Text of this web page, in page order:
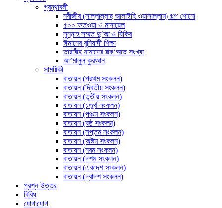
গ্রন্থাবলী
নবীজীর (সাল্লাল্লাহু আলাইহি ওয়াসাল্লাম) গল্প শোনো
৫০০ ফতওয়া ও মাসায়েল
সুন্নাহ সম্মত দু‘আ ও যিকির
ঈমানের বুনিয়াদী শিক্ষা
তারাবীহ নামাযের রাক‘আত সংখ্যা
আ’মালুল কুরআন
সাময়িকী
বাতায়ন (প্রথম সংকলন)
বাতায়ন (দ্বিতীয় সংকলন)
বাতায়ন (তৃতীয় সংকলন)
বাতায়ন (চতুর্থ সংকলন)
বাতায়ন (পঞ্চম সংকলন)
বাতায়ন (ষষ্ঠ সংকলন)
বাতায়ন (সপ্তম সংকলন)
বাতায়ন (অষ্টম সংকলন)
বাতায়ন (নবম সংকলন)
বাতায়ন (দশম সংকলন)
বাতায়ন (একাদশ সংকলন)
বাতায়ন (দ্বাদশ সংকলন)
প্রশ্ন উত্তর
বিবিধ
যোগাযোগ